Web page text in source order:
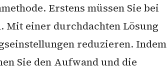
Erstens müssen Sie bei
Mit einer durchdachten Lösung
reduzieren. Indem
Sie den Aufwand und die